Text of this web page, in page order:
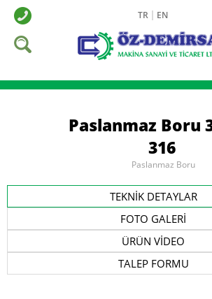
TR EN
Paslanmaz Boru
316
Paslanmaz Boru
TEKNİK DETAYLAR
FOTO GALERİ
ÜRÜN VİDEO
TALEP FORMU